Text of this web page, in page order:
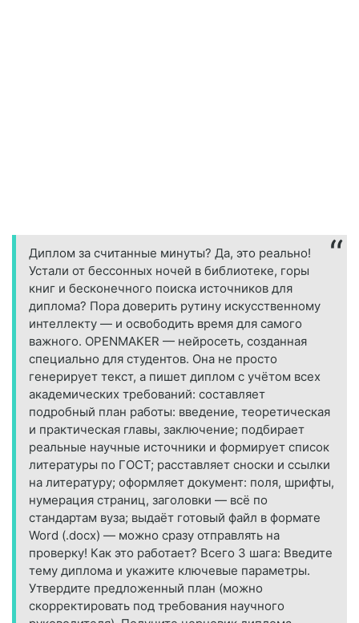
Диплом за считанные минуты? Да, это реально!
Устали от бессонных ночей в библиотеке, горы
книг и бесконечного поиска источников для
диплома? Пора доверить рутину искусственному
интеллекту — и освободить время для самого
важного. OPENMAKER — нейросеть, созданная
специально для студентов. Она не просто
генерирует текст, а пишет диплом с учётом всех
академических требований: составляет
подробный план работы: введение, теоретическая
и практическая главы, заключение; подбирает
реальные научные источники и формирует список
литературы по ГОСТ; расставляет сноски и ссылки
на литературу; оформляет документ: поля, шрифты,
нумерация страниц, заголовки — всё по
стандартам вуза; выдаёт готовый файл в формате
Word (.docx) — можно сразу отправлять на
проверку! Как это работает? Всего 3 шага: Введите
тему диплома и укажите ключевые параметры.
Утвердите предложенный план (можно
скорректировать под требования научного